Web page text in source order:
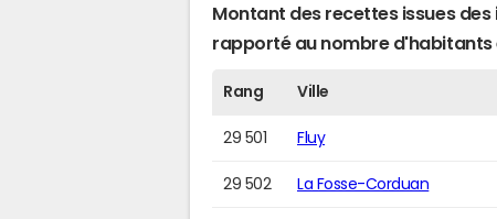
Montant des recettes issues
rapporté au nombre d'habitants
Rang Ville
29 501 Fluy
29 502 La Fosse-Corduan